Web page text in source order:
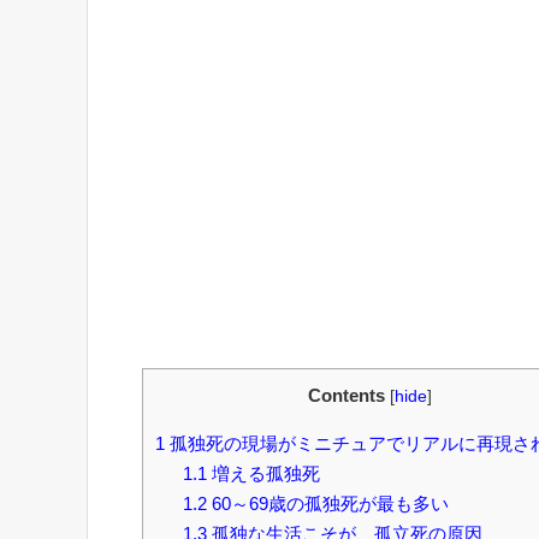
Contents [hide]
1 孤独死の現場がミニチュアでリアルに再現さ
1.1 増える孤独死
1.260～69歳の孤独死が最も多い
1.3孤独な生活こそが、孤立死の原因